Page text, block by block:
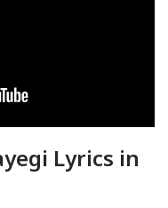
Lyrics in